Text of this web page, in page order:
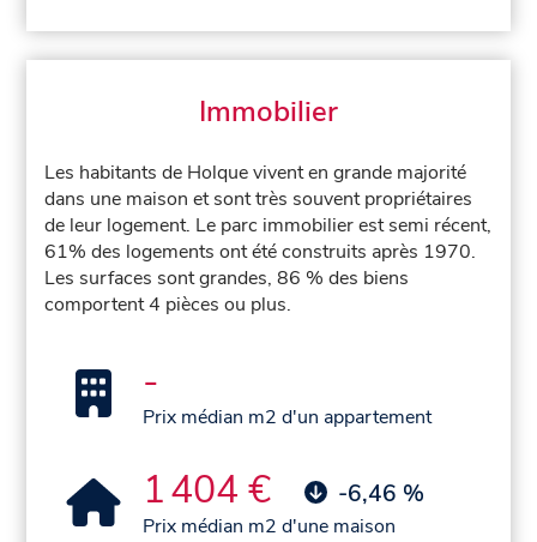
Immobilier
Les habitants de Holque vivent en grande majorité
dans une maison et sont très souvent propriétaires
de leur logement. Le parc immobilier est semi récent,
61% des logements ont été construits après 1970.
Les surfaces sont grandes, 86 % des biens
comportent 4 pièces ou plus.
-
Prix médian m2 d'un appartement
1 404 € -6,46 %
Prix médian m2 d'une maison